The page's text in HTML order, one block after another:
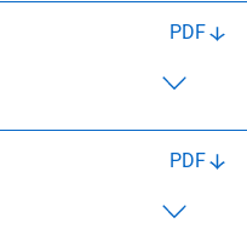
PDF
PDF